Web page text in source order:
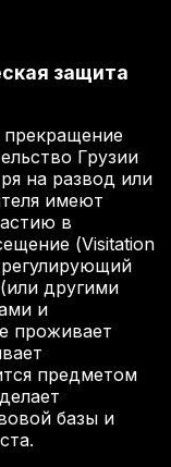
защита
прекращение
Грузии
на развод или
имеют
в
(Visitation
другими
и
проживает
предметом
базы и